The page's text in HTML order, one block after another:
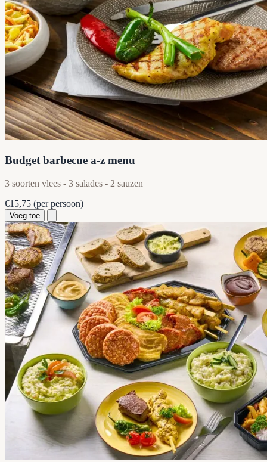
Budget barbecue a-z menu
3 soorten vlees - 3 salades - 2 sauzen
€15,75 (per persoon)
Voeg toe